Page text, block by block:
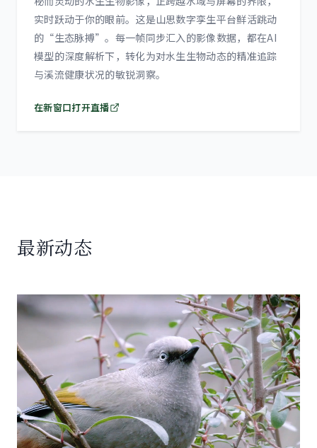
实时跃动于你的眼前。这是山思数字孪生平台鲜活跳动
的“生态脉搏”。每一帧同步汇入的影像数据，都在AI
模型的深度解析下，转化为对水生生物动态的精准追踪
与溪流健康状况的敏锐洞察。
在新窗口打开直播
最新动态